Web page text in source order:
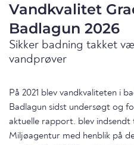
Vandkvalitet
Badlagun 2026
Sikker badning takket
vandprøver
På 2021 blev vandkvaliteten i
Badlagun sidst undersøgt og
aktuelle rapport. blev
Miljøagentur med henblik på